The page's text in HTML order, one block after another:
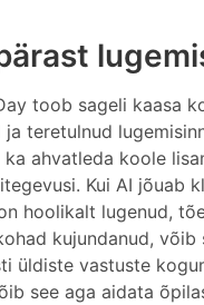
toob sageli kaasa
teretulnud
ka ahvatleda koole
Kui AI jõuab
hoolikalt lugenud,
kujundanud, võib
üldiste vastuste
see aga aidata